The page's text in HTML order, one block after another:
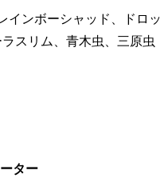
ンボーシャッド、ドロッ
スリム、青木虫、三原虫
ター